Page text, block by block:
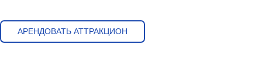
АРЕНДОВАТЬ АТТРАКЦИОН